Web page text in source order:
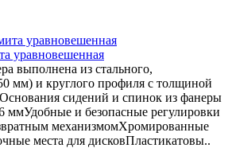
уравновешенная
выполнена из стального,
мм) и круглого профиля с толщиной
сидений и спинок из фанеры
ммУдобные и безопасные регулировки
механизмомХромированные
места для дисковПластикатовы..